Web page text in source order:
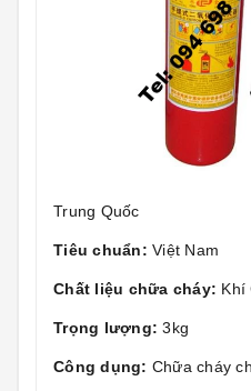
Trung Quốc
Tiêu chuẩn: Việt Nam
Chất liệu chữa cháy: Khí
Trọng lượng: 3kg
Công dụng: Chữa cháy